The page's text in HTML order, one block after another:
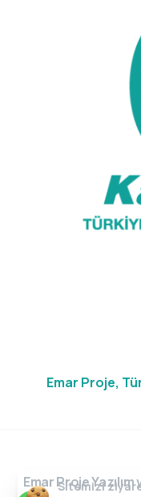
Emar Proje,
Emar Proje
Sitemizi